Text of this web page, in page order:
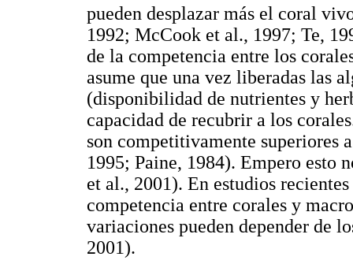
pueden desplazar más el coral
1992; McCook et al., 1997; Te,
de la competencia entre los
asume que una vez liberadas las
(disponibilidad de nutrientes y
capacidad de recubrir a los
son competitivamente superiores
1995; Paine, 1984). Empero esto
et al., 2001). En estudios
competencia entre corales y
variaciones pueden depender de
2001).